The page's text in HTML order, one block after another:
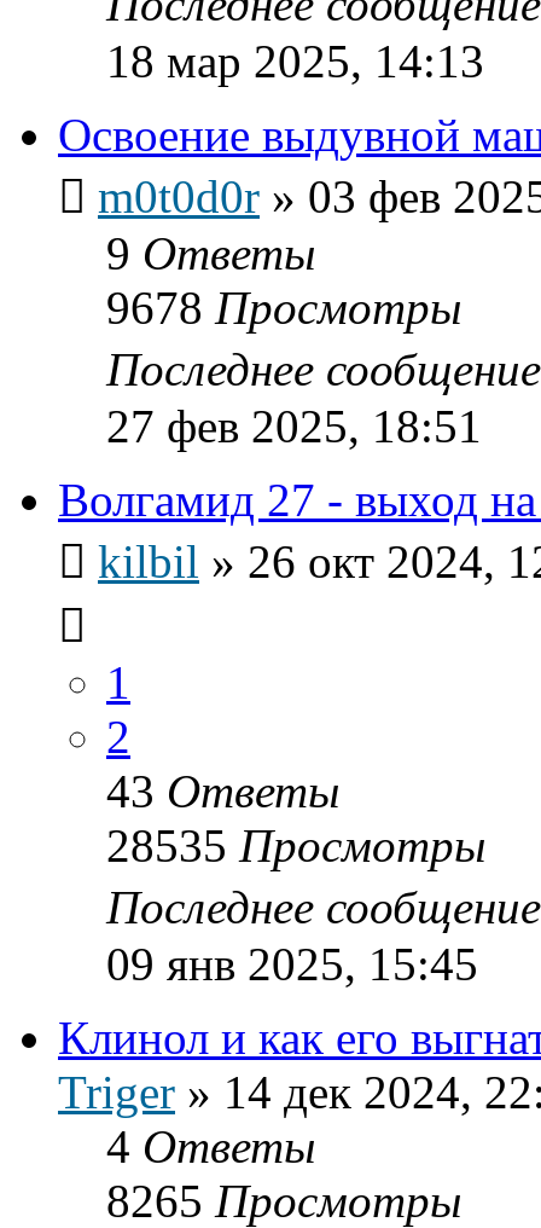
18 мар 2025, 14:13
Освоение выдувной
m0t0d0r » 03 фев
9 Ответы
9678 Просмотры
Последнее
27 фев 2025, 18:51
Волгамид 27 - выход
kilbil » 26 окт 2024,
1
2
43 Ответы
28535 Просмотры
Последнее
09 янв 2025, 15:45
Клинол и как его
Triger » 14 дек 2024,
4 Ответы
8265 Просмотры